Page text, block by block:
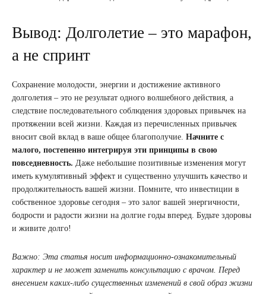
Вывод: Долголетие – это марафон,
а не спринт
Сохранение молодости, энергии и достижение активного
долголетия – это не результат одного волшебного действия, а
следствие последовательного соблюдения здоровых привычек на
протяжении всей жизни. Каждая из перечисленных привычек
вносит свой вклад в ваше общее благополучие. Начните с
малого, постепенно интегрируя эти принципы в свою
повседневность. Даже небольшие позитивные изменения могут
иметь кумулятивный эффект и существенно улучшить качество и
продолжительность вашей жизни. Помните, что инвестиции в
собственное здоровье сегодня – это залог вашей энергичности,
бодрости и радости жизни на долгие годы вперед. Будьте здоровы
и живите долго!
Важно: Эта статья носит информационно-ознакомительный
характер и не может заменить консультацию с врачом. Перед
внесением каких-либо существенных изменений в свой образ жизни